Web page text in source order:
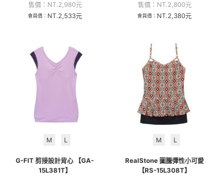
售價： NT.2,980元
會員價： NT.2,533元
售價： NT.2,800元
會員價： NT.2,380元
M L
G-FIT 剪接設計背心 【GA-
15L381T】
M L
RealStone 圖騰彈性小可愛
【RS-15L308T】